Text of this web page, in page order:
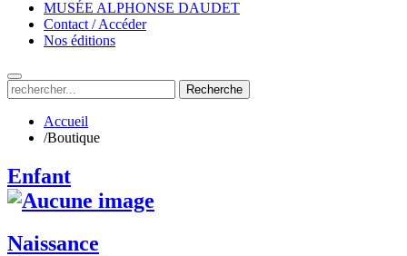
MUSÉE ALPHONSE DAUDET
Contact / Accéder
Nos éditions
Recherche
Accueil
/Boutique
Enfant
Naissance